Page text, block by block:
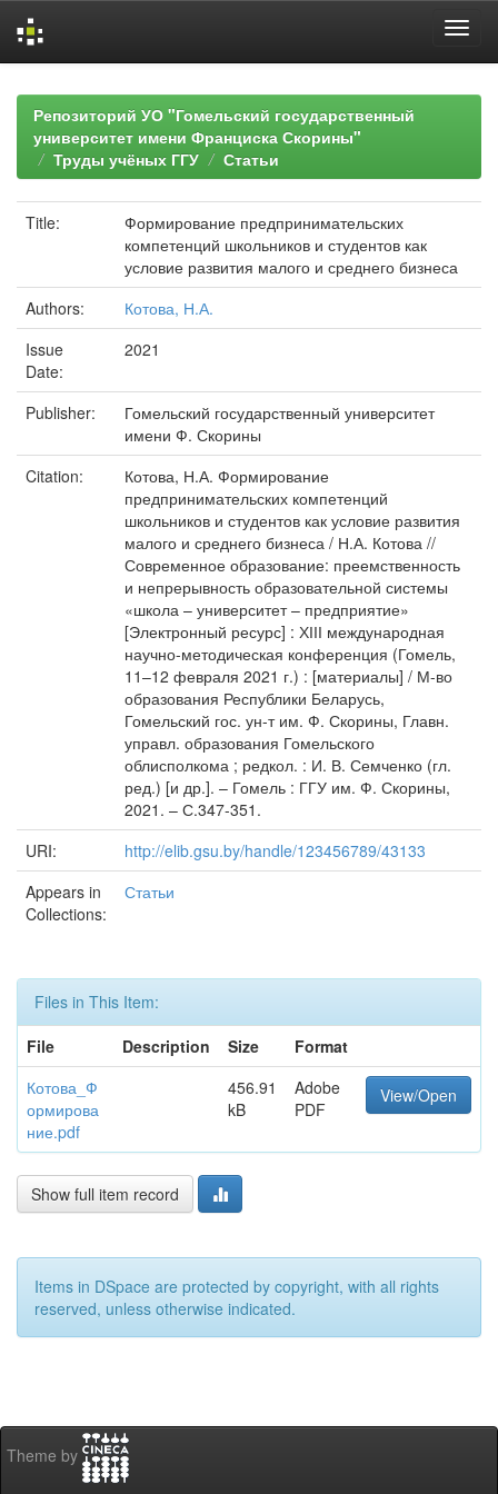
navigationРепозиторий УО "Гомельский государственный
университет имени Франциска Скорины"
Труды учёных ГГУ
Статьи
Title:
Формирование предпринимательских
компетенций школьников и студентов как
условие развития малого и среднего бизнеса
Authors:
Котова, Н.А.
Issue
Date:
2021
Publisher:
Гомельский государственный университет
имени Ф. Скорины
Citation:
Котова, Н.А. Формирование
предпринимательских компетенций
школьников и студентов как условие развития
малого и среднего бизнеса / Н.А. Котова //
Современное образование: преемственность
и непрерывность образовательной системы
«школа – университет – предприятие»
[Электронный ресурс] : ХІІІ международная
научно-методическая конференция (Гомель,
11–12 февраля 2021 г.) : [материалы] / М-во
образования Республики Беларусь,
Гомельский гос. ун-т им. Ф. Скорины, Главн.
управл. образования Гомельского
облисполкома ; редкол. : И. В. Семченко (гл.
ред.) [и др.]. – Гомель : ГГУ им. Ф. Скорины,
2021. – С.347-351.
URI:
http://elib.gsu.by/handle/123456789/43133
Appears in
Collections:
Статьи
Files in This Item:
File
Description Size
Format
Котова_Ф
ормирова
ние.pdf
456.91
kB
Adobe
PDF
View/Open
Show full item record
Items in DSpace are protected by copyright, with all rights
reserved, unless otherwise indicated.
Theme by